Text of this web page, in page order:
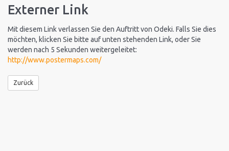
Externer Link
Mit diesem Link verlassen Sie den Auftritt von Odeki. Falls Sie dies
möchten, klicken Sie bitte auf unten stehenden Link, oder Sie
werden nach 5 Sekunden weitergeleitet:
http://www.postermaps.com/
Zurück